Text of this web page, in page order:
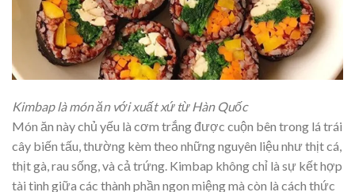
Kimbap là món ăn với xuất xứ từ Hàn Quốc
Món ăn này chủ yếu là cơm trắng được cuộn bên trong lá trái
cây biến tấu, thường kèm theo những nguyên liệu như thịt cá,
thịt gà, rau sống, và cả trứng. Kimbap không chỉ là sự kết hợp
tài tình giữa các thành phần ngon miệng mà còn là cách thức